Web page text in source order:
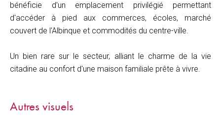
bénéficie d'un emplacement privilégié permettant
d'accéder à pied aux commerces, écoles, marché
couvert de l'Albinque et commodités du centre-ville.
Un bien rare sur le secteur, alliant le charme de la vie
citadine au confort d'une maison familiale prête à vivre.
Autres visuels